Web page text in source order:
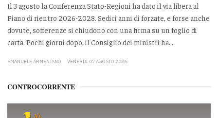
Il 3 agosto la Conferenza Stato-Regioni ha dato il via libera al
Piano di rientro 2026-2028. Sedici anni di forzate, e forse anche
dovute, sofferenze si chiudono con una firma su un foglio di
carta. Pochi giorni dopo, il Consiglio dei ministri ha...
EMANUELE ARMENTANO VENERDÌ 07 AGOSTO 2026
CONTROCORRENTE